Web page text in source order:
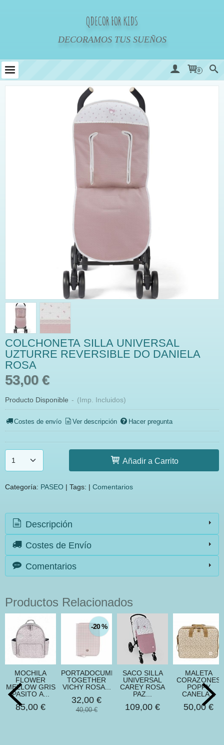
QDECOR FOR KIDS
DECORAMOS TUS SUEÑOS
0
COLCHONETA SILLA UNIVERSAL
UZTURRE REVERSIBLE DO DANIELA
ROSA
53,00 €
Producto Disponible - (Imp. Incluidos)
Costes de envío Ver descripción Hacer pregunta
Añadir a Carrito
Categoría: PASEO | Tags: | Comentarios
Descripción
Costes de Envío
Comentarios
Productos Relacionados
MOCHILA
FLOWER
MELLOW GRIS
PASITO A...
85,00 €
-20 %
PORTADOCUMENTOS
TOGETHER
VICHY ROSA...
32,00 €
40,00 €
SACO SILLA
UNIVERSAL
CAREY ROSA
PAZ...
109,00 €
MALETA
CORAZONES
POPPY
CANELA...
50,00 €